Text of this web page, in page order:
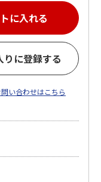
に入れる
りに登録する
い合わせはこちら